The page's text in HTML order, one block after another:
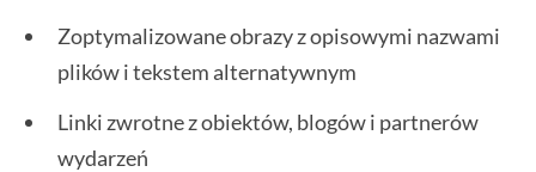
Zoptymalizowane obrazy z opisowymi nazwami
plików i tekstem alternatywnym
Linki zwrotne z obiektów, blogów i partnerów
wydarzeń